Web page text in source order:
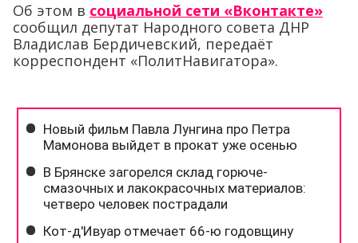
Об этом в социальной сети «Вконтакте»
сообщил депутат Народного совета ДНР
Владислав Бердичевский, передаёт
корреспондент «ПолитНавигатора».